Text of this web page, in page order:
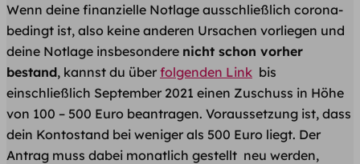
Wenn deine finanzielle Notlage ausschließlich corona-
bedingt ist, also keine anderen Ursachen vorliegen und
deine Notlage insbesondere nicht schon vorher
bestand, kannst du über folgenden Link bis
einschließlich September 2021 einen Zuschuss in Höhe
von 100 – 500 Euro beantragen. Voraussetzung ist, dass
dein Kontostand bei weniger als 500 Euro liegt. Der
Antrag muss dabei monatlich gestellt neu werden,